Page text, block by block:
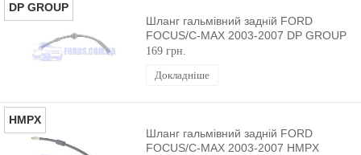
DP GROUP
Шланг гальмівний задній FORD
FOCUS/C-MAX 2003-2007 DP GROUP
169 грн.
Докладніше
HMPX
Шланг гальмівний задній FORD
FOCUS/C-MAX 2003-2007 HMPX